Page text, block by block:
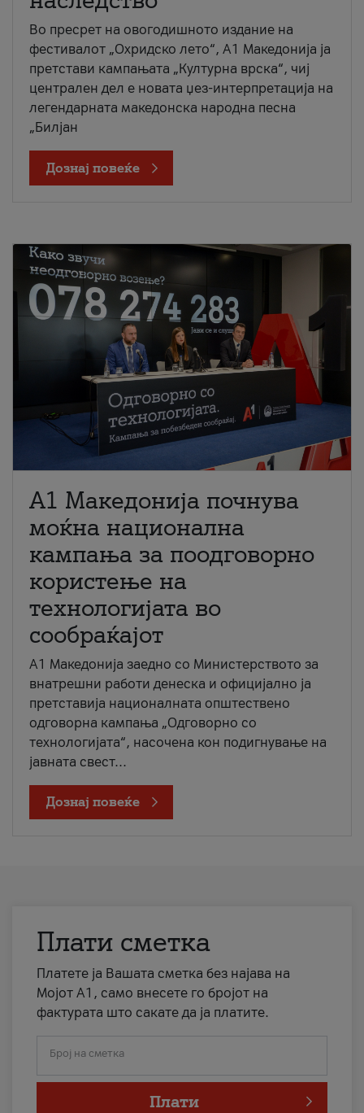
Во пресрет на овогодишното издание на
фестивалот „Охридско лето“, А1 Македонија ја
претстави кампањата „Културна врска“, чиј
централен дел е новата џез-интерпретација на
легендарната македонска народна песна
„Билјан
Дознај повеќе
A1 Македонија почнува
моќна национална
кампања за поодговорно
користење на
технологијата во
сообраќајот
A1 Македонија заедно со Министерството за
внатрешни работи денеска и официјално ја
претставија националната општествено
одговорна кампања „Одговорно со
технологијата“, насочена кон подигнување на
јавната свест...
Дознај повеќе
Плати сметка
Платете ја Вашата сметка без најава на
Мојот А1, само внесете го бројот на
фактурата што сакате да ја платите.
Број на сметка
Плати